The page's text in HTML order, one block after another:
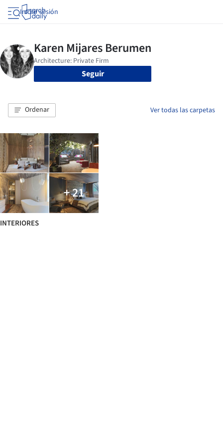
Iniciar sesión
Seguir
Ordenar Ver todas las carpetas
+ 21
INTERIORES